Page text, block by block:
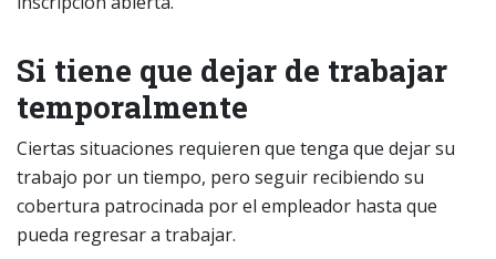
Si tiene que dejar de trabajar
temporalmente
Ciertas situaciones requieren que tenga que dejar su
trabajo por un tiempo, pero seguir recibiendo su
cobertura patrocinada por el empleador hasta que
pueda regresar a trabajar.